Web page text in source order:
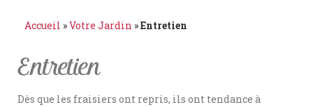
Accueil »Votre Jardin »Entretien
Entretien
Dès que les fraisiers ont repris, ils ont tendance à